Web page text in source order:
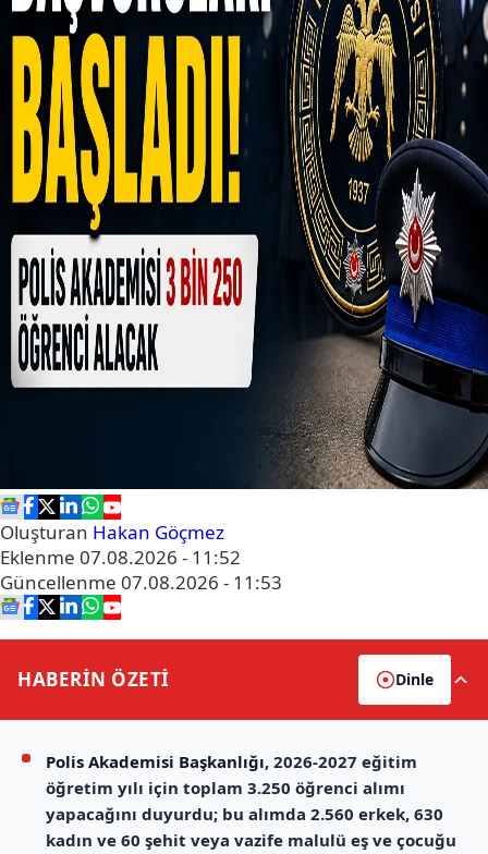
Oluşturan Hakan Göçmez
Eklenme 07.08.2026 - 11:52
Güncellenme 07.08.2026 - 11:53
HABERİN ÖZETİ Dinle
Polis Akademisi Başkanlığı, 2026-2027 eğitim
öğretim yılı için toplam 3.250 öğrenci alımı
yapacağını duyurdu; bu alımda 2.560 erkek, 630
kadın ve 60 şehit veya vazife malulü eş ve çocuğu